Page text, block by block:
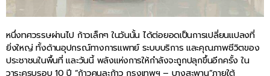
หนึ่งทศวรรษผ่านไป ก้าวเล็กๆ ในวันนั้น ได้ต่อยอดเป็นการเปลี่ยนแปลงที่
ยิ่งใหญ่ ทั้งด้านอุปกรณ์ทางการแพทย์ ระบบบริการ และคุณภาพชีวิตของ
ประชาชนในพื้นที่ และวันนี้ พลังแห่งการให้กำลังจะถูกปลุกขึ้นอีกครั้ง ใน
วาระครบรอบ 10 ปี “ก้าวคนละก้าว กรุงเทพฯ – บางสะพาน”ภายใต้